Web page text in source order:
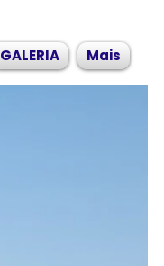
GALERIA Mais